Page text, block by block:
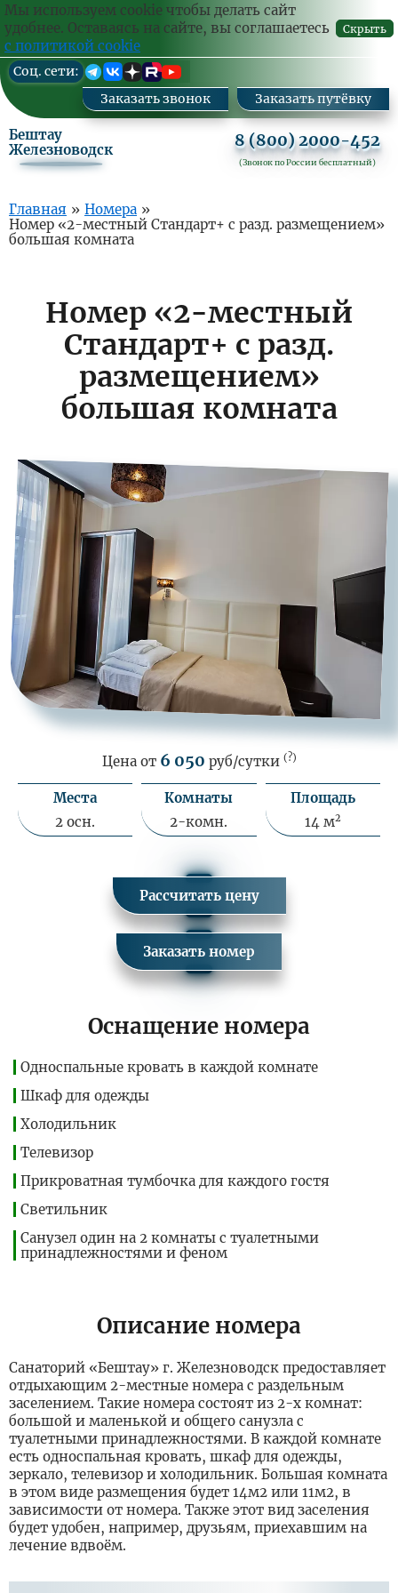
Мы используем cookie чтобы делать сайт
удобнее. Оставаясь на сайте, вы соглашаетесь
с политикой cookie
Скрыть
Перейти
к
основному
содержанию
Cоц. сети:
Заказать звонок
Заказать путёвку
Бештау
Железноводск
8 (800) 2000-452
(Звонок по России бесплатный)
Основная
навигация
Главная » Номера »
Номер «2-местный Стандарт+ с разд. размещением»
большая комната
Номер «2-местный
Стандарт+ с разд.
размещением»
большая комната
Цена от 6 050 руб/сутки (?)
Места
2 осн.
Комнаты
2-комн.
Площадь
14 м2
Рассчитать цену
Заказать номер
Оснащение номера
Односпальные кровать в каждой комнате
Шкаф для одежды
Холодильник
Телевизор
Прикроватная тумбочка для каждого гостя
Светильник
Санузел один на 2 комнаты с туалетными
принадлежностями и феном
Описание номера
Санаторий «Бештау» г. Железноводск предоставляет
отдыхающим 2-местные номера с раздельным
заселением. Такие номера состоят из 2-х комнат:
большой и маленькой и общего санузла с
туалетными принадлежностями. В каждой комнате
есть односпальная кровать, шкаф для одежды,
зеркало, телевизор и холодильник. Большая комната
в этом виде размещения будет 14м2 или 11м2, в
зависимости от номера. Также этот вид заселения
будет удобен, например, друзьям, приехавшим на
лечение вдвоём.